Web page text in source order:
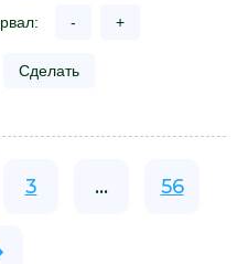
- +
Сделать
3 ... 56